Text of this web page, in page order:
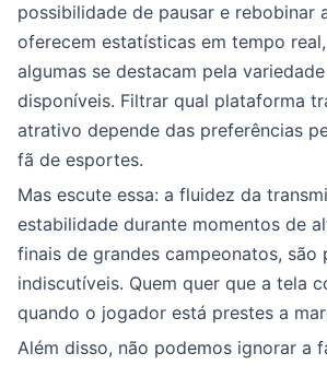
possibilidade de pausar e rebobinar
oferecem estatísticas em tempo
algumas se destacam pela
disponíveis. Filtrar qual plataforma
atrativo depende das preferências
fã de esportes.
Mas escute essa: a fluidez da
estabilidade durante momentos de
finais de grandes campeonatos, são
indiscutíveis. Quem quer que a tela
quando o jogador está prestes a
Além disso, não podemos ignorar a